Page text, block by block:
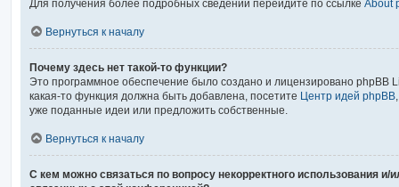
Для получения более подробных сведений перейдите по ссылке About
Вернуться к началу
Почему здесь нет такой-то функции?
Это программное обеспечение было создано и лицензировано phpBB
какая-то функция должна быть добавлена, посетите Центр идей phpBB
уже поданные идеи или предложить собственные.
Вернуться к началу
С кем можно связаться по вопросу некорректного использования и/